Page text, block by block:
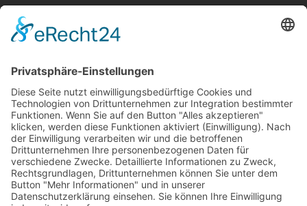
RLSO Minikalender
August 2026
Mo Di Mi Do Fr Sa
So
3127 28 29 30 31 1 2